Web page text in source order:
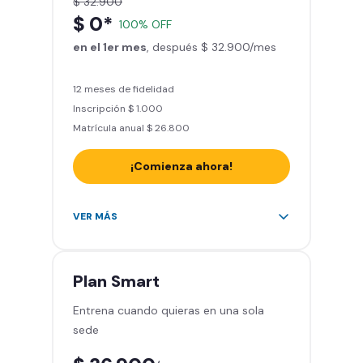
Actívate y baila
Acceso a todas las áreas del
gimnasio - peso libre, peso
grupales
$ 0* 100% OFF
en el 1er mes , después $ 32.900/mes
12 meses de fidelidad
Inscripción $ 1.000
Matrícula anual $ 26.800
¡Comienza ahora!
Acceso a más de 2.000 gimnasios
1 Pase VIP de 15 días para un amigo
Smart Fit app – Tu plan de
entrenamiento personalizado
VER MÁS
Plan Smart
Entrena cuando quieras en una sola
sede